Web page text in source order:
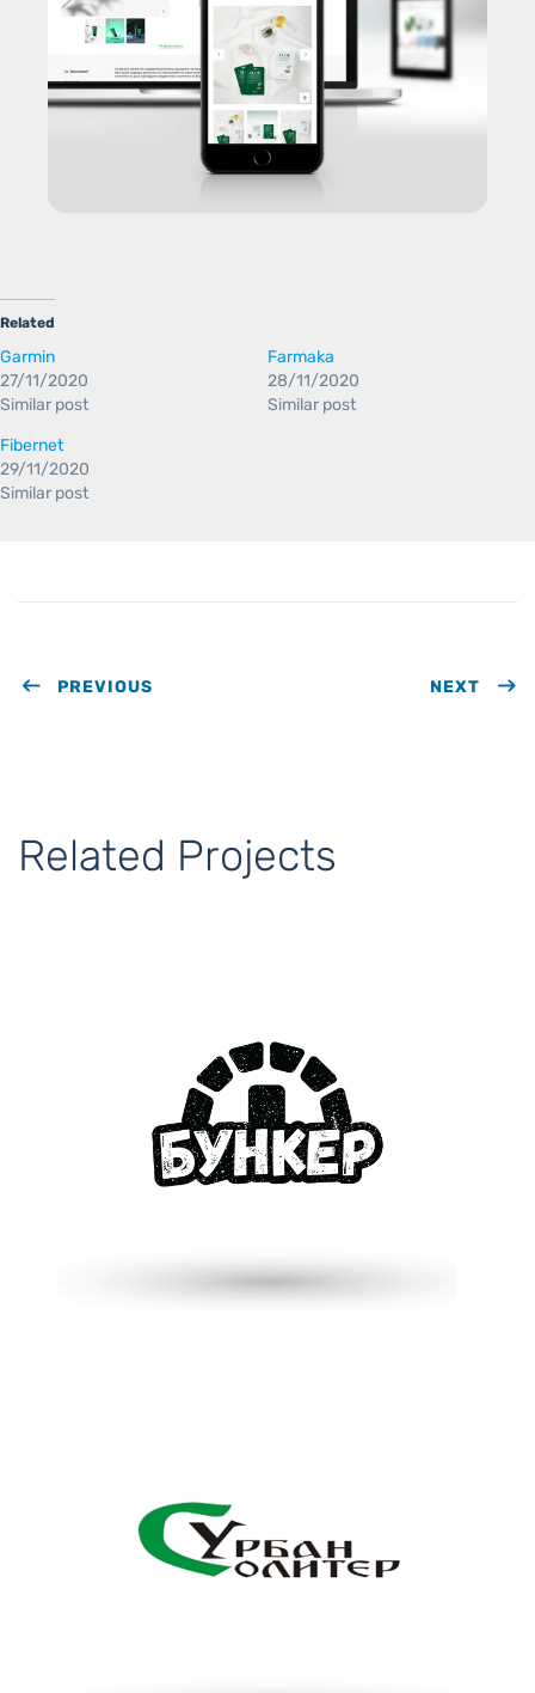
Related
Garmin
27/11/2020
Similar post
Farmaka
28/11/2020
Similar post
Fibernet
29/11/2020
Similar post
PREVIOUS NEXT
Related Projects